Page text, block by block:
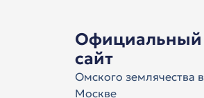
Официальный
сайт
Омского землячества в
Москве